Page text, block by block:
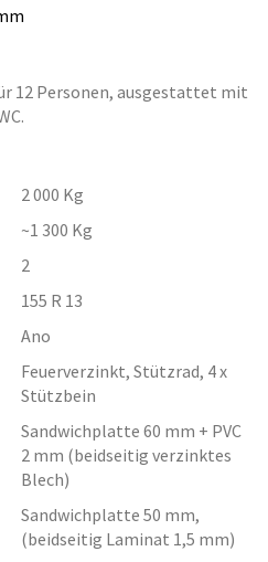
12 Personen, ausgestattet mit
2 000 Kg
~1 300 Kg
2
155 R 13
Ano
Feuerverzinkt, Stützrad, 4 x
Stützbein
Sandwichplatte 60 mm + PVC
2 mm (beidseitig verzinktes
Blech)
Sandwichplatte 50 mm,
(beidseitig Laminat 1,5 mm)